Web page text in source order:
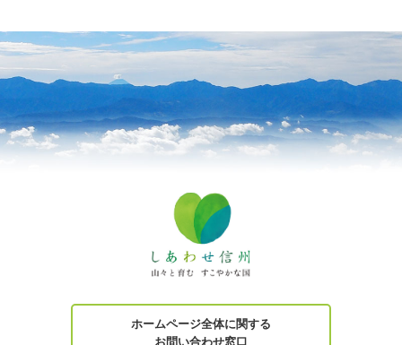
ホームページ全体に関する
お問い合わせ窓口